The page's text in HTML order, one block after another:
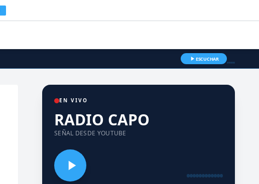
ESCUCHAR
EN VIVO
RADIO CAPO
SEÑAL DESDE YOUTUBE